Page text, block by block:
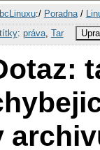
:/ Poradna/
: práva, Tar